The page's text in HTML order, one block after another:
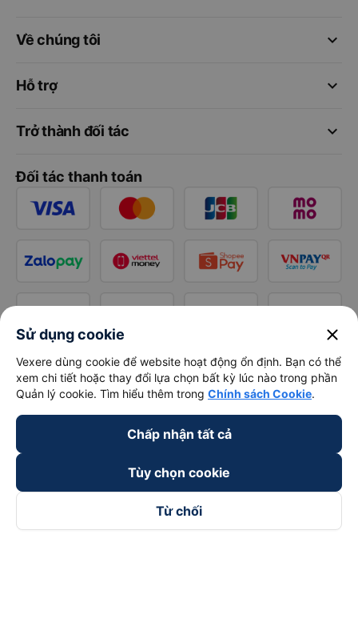
keyboard_arrow_down
Về chúng tôi
keyboard_arrow_down
Hỗ trợ
keyboard_arrow_down
Trở thành đối tác
Đối tác thanh toán
Sử dụng cookie close
Vexere dùng cookie để website hoạt động ổn định. Bạn có thể
xem chi tiết hoặc thay đổi lựa chọn bất kỳ lúc nào trong phần
Quản lý cookie. Tìm hiểu thêm trong Chính sách Cookie.
Chấp nhận tất cả
Tùy chọn cookie
Từ chối